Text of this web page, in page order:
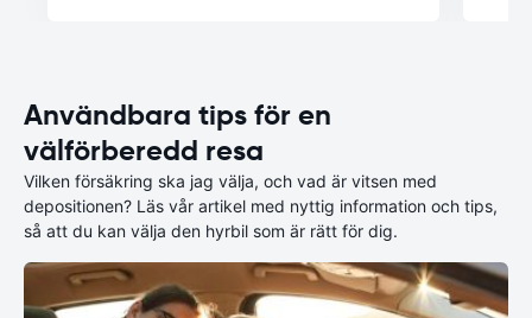
Användbara tips för en
välförberedd resa
Vilken försäkring ska jag välja, och vad är vitsen med
depositionen? Läs vår artikel med nyttig information och tips,
så att du kan välja den hyrbil som är rätt för dig.